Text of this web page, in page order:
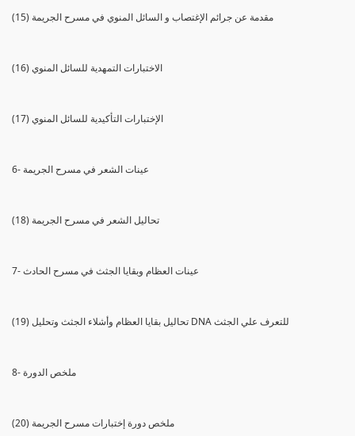
(15) مقدمة عن جرائم الإغتصاب و السائل المنوي في مسرح الجريمة
(16) الاختبارات التمهدية للسائل المنوي
(17) الإختبارات التأكيدية للسائل المنوي
6- عينات الشعر في مسرح الجريمة
(18) تحاليل الشعر في مسرح الجريمة
7- عينات العظام وبقايا الجثث في مسرح الحادث
(19) تحاليل بقايا العظام وأشلاء الجثث وتحليل DNA للتعرف علي الجثث
8- ملخص الدورة
(20) ملخص دورة إختبارات مسرح الجريمة